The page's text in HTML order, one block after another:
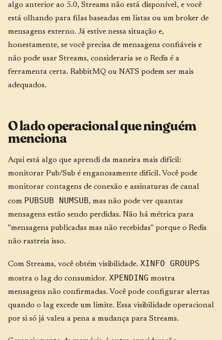
algo anterior ao 5.0, Streams não está disponível, e você
está olhando para filas baseadas em listas ou um broker de
mensagens externo. Já estive nessa situação e,
honestamente, se você precisa de mensagens confiáveis e
não pode usar Streams, consideraria se o Redis é a
ferramenta certa. RabbitMQ ou NATS podem ser mais
adequados.
O lado operacional que ninguém
menciona
Aqui está algo que aprendi da maneira mais difícil:
monitorar Pub/Sub é enganosamente difícil. Você pode
monitorar contagens de conexão e assinaturas de canal
com PUBSUB NUMSUB, mas não pode ver quantas
mensagens estão sendo perdidas. Não há métrica para
"mensagens publicadas mas não recebidas" porque o Redis
não rastreia isso.
Com Streams, você obtém visibilidade. XINFO GROUPS
mostra o lag do consumidor. XPENDING mostra
mensagens não confirmadas. Você pode configurar alertas
quando o lag excede um limite. Essa visibilidade operacional
por si só já valeu a pena a mudança para Streams.